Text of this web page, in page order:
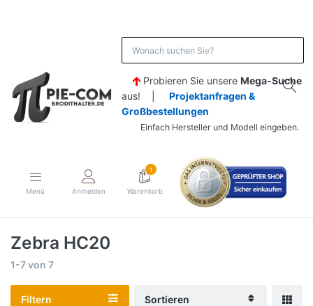
Probieren Sie unsere Mega-Suche
aus! | Projektanfragen &
Großbestellungen
Einfach Hersteller und Modell eingeben.
Menü Anmelden
1
Warenkorb
Zebra HC20
1-7von 7
Filtern Sortieren